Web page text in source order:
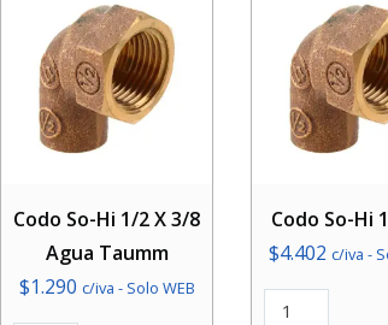
Codo So-Hi 1/2 X 3/8
Agua Taumm
$1.290 c/iva - Solo WEB
Codo So-Hi
$4.402 c/iva -
Codo